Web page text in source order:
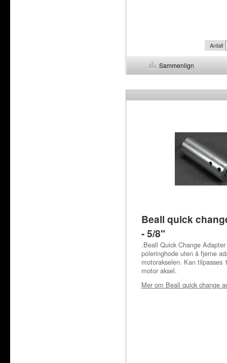
Antall
Sammenlign
Beall quick
- 5/8"
.Beall Quick Change
poleringhode uten å fjerne
motorakselen. Kan tilpasses
motor aksel.
Mer om Beall quick change